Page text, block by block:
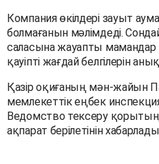
Компания өкілдері зауыт
болмағанын мәлімдеді.
саласына жауапты мамандар
қауіпті жағдай белгілерін
Қазір оқиғаның мән-жайын
мемлекеттік еңбек
Ведомство тексеру
ақпарат берілетінін